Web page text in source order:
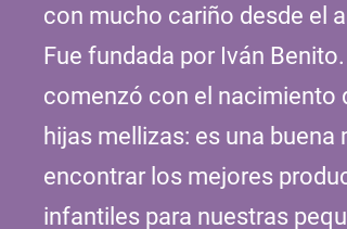
con mucho cariño desde el
Fue fundada por Iván
comenzó con el nacimiento
hijas mellizas: es una buena
encontrar los mejores
infantiles para nuestras